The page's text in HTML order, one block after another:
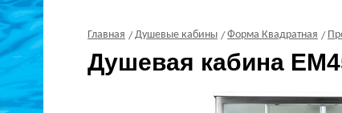
Главная Душевые кабины Форма Квадратная
Душевая кабина